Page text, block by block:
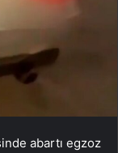
abartı egzoz